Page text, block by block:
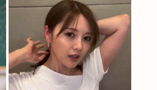
これは岩手伝統の処刑方法な
んよ…」